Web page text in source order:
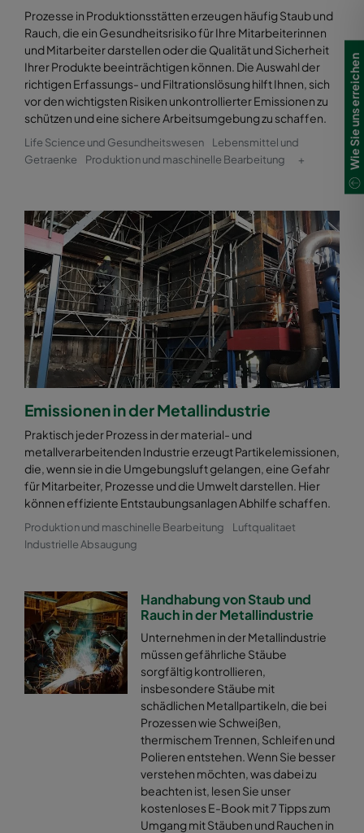
Prozesse in Produktionsstätten erzeugen häufig Staub und
Rauch, die ein Gesundheitsrisiko für Ihre Mitarbeiterinnen
und Mitarbeiter darstellen oder die Qualität und Sicherheit
Ihrer Produkte beeinträchtigen können. Die Auswahl der
richtigen Erfassungs- und Filtrationslösung hilft Ihnen, sich
vor den wichtigsten Risiken unkontrollierter Emissionen zu
schützen und eine sichere Arbeitsumgebung zu schaffen.
Life Science und Gesundheitswesen
Lebensmittel und
Getraenke
Produktion und maschinelle Bearbeitung +
Emissionen in der Metallindustrie
Praktisch jeder Prozess in der material- und
metallverarbeitenden Industrie erzeugt Partikelemissionen,
die, wenn sie in die Umgebungsluft gelangen, eine Gefahr
für Mitarbeiter, Prozesse und die Umwelt darstellen. Hier
können effiziente Entstaubungsanlagen Abhilfe schaffen.
Produktion und maschinelle Bearbeitung
Luftqualitaet
Industrielle Absaugung
Handhabung von Staub und
Rauch in der Metallindustrie
Unternehmen in der Metallindustrie
müssen gefährliche Stäube
sorgfältig kontrollieren,
insbesondere Stäube mit
schädlichen Metallpartikeln, die bei
Prozessen wie Schweißen,
thermischem Trennen, Schleifen und
Polieren entstehen. Wenn Sie besser
verstehen möchten, was dabei zu
beachten ist, lesen Sie unser
kostenloses E-Book mit 7 Tipps zum
Umgang mit Stäuben und Rauchen in
Wie Sie uns erreichen